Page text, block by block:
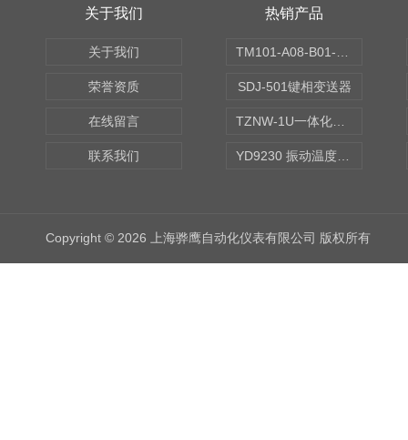
关于我们
关于我们
荣誉资质
在线留言
联系我们
热销产品
SDJ-501键相变送器
Copyright © 2026 上海骅鹰自动化仪表有限公司 版权所有